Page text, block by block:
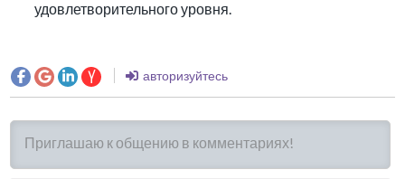
удовлетворительного уровня.
авторизуйтесь